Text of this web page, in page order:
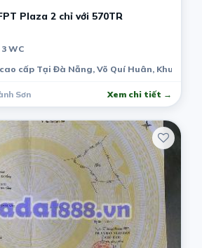
Plaza 2 chỉ với 570TR
3 WC
cấp Tại Đà Nẵng, Võ Quí Huân, Khu đô
Sơn Xem chi tiết →